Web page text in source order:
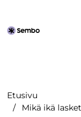
Etusivu
Mikä ikä